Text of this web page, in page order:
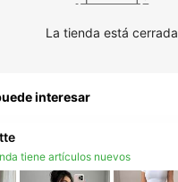
La tienda está cerrada
interesar
tiene artículos nuevos